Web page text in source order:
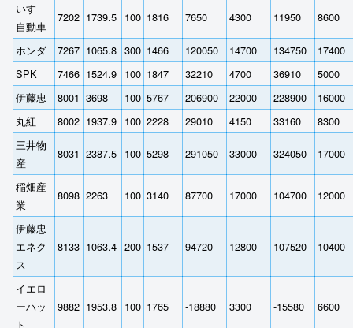
いすゞ
自動車
7202 1739.5 100 1816 7650 4300 11950 8600
ホンダ 7267 1065.8 300 1466 120050 14700 134750
17400
SPK
7466 1524.9 100 1847 32210 4700 36910
5000
伊藤忠
8001 3698 100 5767 206900 22000 228900
16000
丸紅
8002 1937.9 100 2228 29010 4150 33160
8300
三井物
産
8031 2387.5 100 5298 291050 33000 324050 17000
稲畑産
業
8098 2263 100 3140 87700 17000 104700 12000
伊藤忠
エネク
ス
8133 1063.4 200 1537 94720 12800 107520 10400
イエロ
ーハッ
ト
9882 1953.8 100 1765 -18880 3300 -15580 6600